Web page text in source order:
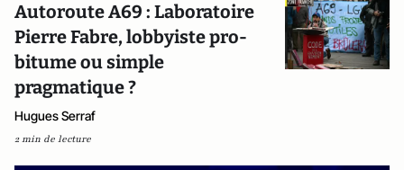
Autoroute A69 : Laboratoire
Pierre Fabre, lobbyiste pro-
bitume ou simple
pragmatique ?
Hugues Serraf
2 min de lecture